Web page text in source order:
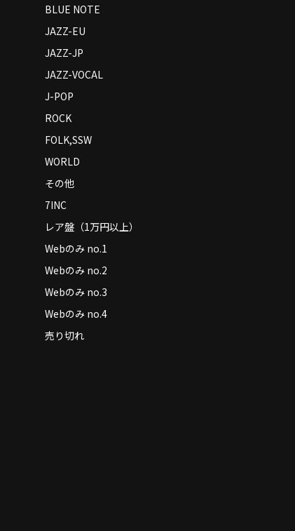
BLUE NOTE
JAZZ-EU
JAZZ-JP
JAZZ-VOCAL
J-POP
ROCK
FOLK,SSW
WORLD
その他
7INC
レア盤（1万円以上）
Webのみ no.1
Webのみ no.2
Webのみ no.3
Webのみ no.4
売り切れ